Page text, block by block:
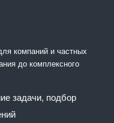
компаний и частных
до комплексного
задачи, подбор